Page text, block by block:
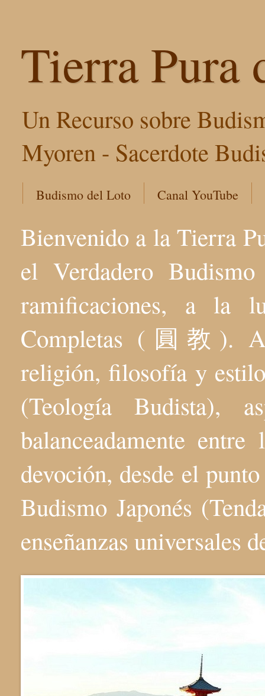
Tierra Pura
Un Recurso sobre
Myoren - Sacerdote
Budismo del Loto Canal YouTube
Bienvenido a la Tierra
el Verdadero
ramificaciones, a la
Completas (圓教).
religión, filosofía y
(Teología Budista),
balanceadamente
devoción, desde el
Budismo Japonés
enseñanzas universales